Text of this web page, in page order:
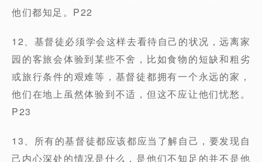
他们都知足。P22
12、基督徒必须学会这样去看待自己的状况，远离家
园的客旅会体验到某些不舍，比如食物的短缺和粗劣
或旅行条件的艰难等，基督徒都拥有一个永远的家，
他们在地上虽然体验到不适，但这不应让他们忧愁。
P23
13、所有的基督徒都应该都应当了解自己，要发现自
己内心深处的情况是什么，是他们不知足的并不是他